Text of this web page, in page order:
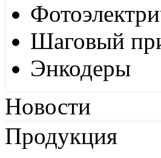
Шаговый
Энкодеры
Новости
Продукция